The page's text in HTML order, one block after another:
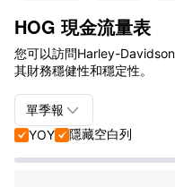
HOG 現金流量表
您可以訪問Harley-
其財務穩健性和穩定性。
單季報 
YOY隱藏空白列